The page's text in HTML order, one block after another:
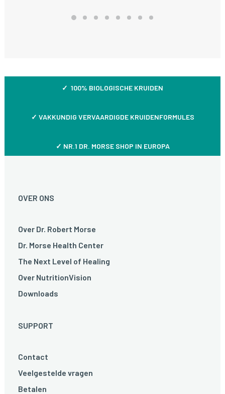
✓ 100% BIOLOGISCHE KRUIDEN
✓ VAKKUNDIG VERVAARDIGDE KRUIDENFORMULES
✓ NR.1 DR. MORSE SHOP IN EUROPA
OVER ONS
Over Dr. Robert Morse
Dr. Morse Health Center
The Next Level of Healing
Over NutritionVision
Downloads
SUPPORT
Contact
Veelgestelde vragen
Betalen